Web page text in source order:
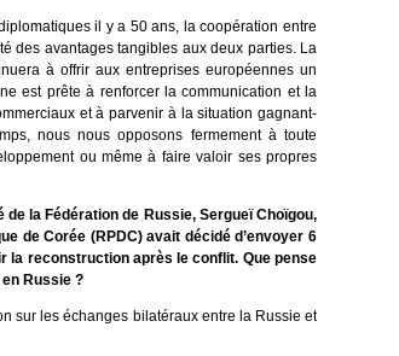
il y a 50 ans, la coopération entre
des avantages tangibles aux deux parties. La
à offrir aux entreprises européennes un
est prête à renforcer la communication et la
et à parvenir à la situation gagnant-
nous nous opposons fermement à toute
ou même à faire valoir ses propres
la Fédération de Russie, Sergueï Choïgou,
de Corée (RPDC) avait décidé d’envoyer 6
la reconstruction après le conflit. Que pense
Russie ?
sur les échanges bilatéraux entre la Russie et